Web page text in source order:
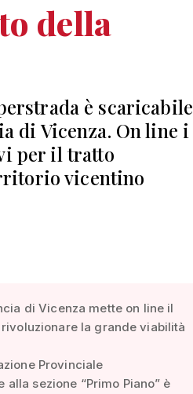
della
è scaricabile
di Vicenza. On line i
per il tratto
vicentino
di Vicenza mette on line il
la grande viabilità
Provinciale
alla sezione “Primo Piano” è